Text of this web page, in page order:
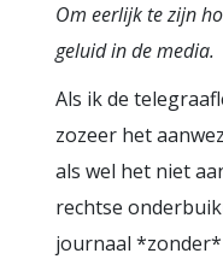
Om eerlijk te zijn
geluid in de media.
Als ik de
zozeer het
als wel het niet
rechtse
journaal